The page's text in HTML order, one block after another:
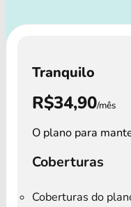
Tranquilo
R$34,90/mês
O plano para
Coberturas
Coberturas do